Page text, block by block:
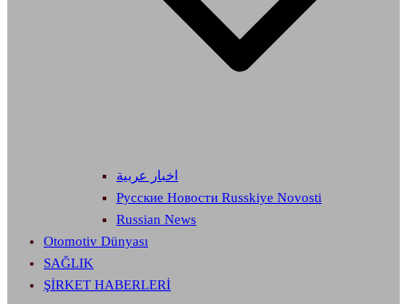
اخبار عربية
Русские Новости Russkiye Novosti
Russian News
Otomotiv Dünyası
SAĞLIK
ŞİRKET HABERLERİ